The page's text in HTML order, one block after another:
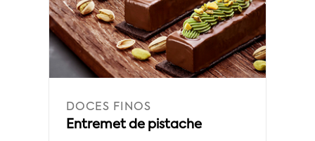
DOCES FINOS
Entremet de pistache